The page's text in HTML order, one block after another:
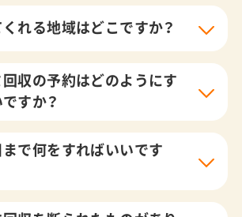
れる地域はどこですか？
収の予約はどのようにす
すか？
で何をすればいいです